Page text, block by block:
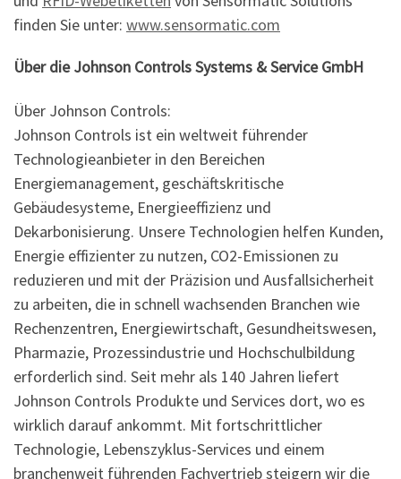
finden Sie unter: www.sensormatic.com
Über die Johnson Controls Systems & Service GmbH
Über Johnson Controls:
Johnson Controls ist ein weltweit führender
Technologieanbieter in den Bereichen
Energiemanagement, geschäftskritische
Gebäudesysteme, Energieeffizienz und
Dekarbonisierung. Unsere Technologien helfen Kunden,
Energie effizienter zu nutzen, CO2-Emissionen zu
reduzieren und mit der Präzision und Ausfallsicherheit
zu arbeiten, die in schnell wachsenden Branchen wie
Rechenzentren, Energiewirtschaft, Gesundheitswesen,
Pharmazie, Prozessindustrie und Hochschulbildung
erforderlich sind. Seit mehr als 140 Jahren liefert
Johnson Controls Produkte und Services dort, wo es
wirklich darauf ankommt. Mit fortschrittlicher
Technologie, Lebenszyklus-Services und einem
branchenweit führenden Fachvertrieb steigern wir die